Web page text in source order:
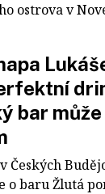
ostrova v
bar
Českých
o baru Žlutá